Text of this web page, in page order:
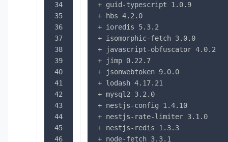
34
35
36
37
38
39
40
41
42
43
44
45
46
+ guid-typescript 1.0.9
+ hbs 4.2.0
+ ioredis 5.3.2
+ isomorphic-fetch 3.0.0
+ javascript-obfuscator 4.0.2
+ jimp 0.22.7
+ jsonwebtoken 9.0.0
+ lodash 4.17.21
+ mysql2 3.2.0
+ nestjs-config 1.4.10
+ nestjs-rate-limiter 3.1.0
+ nestjs-redis 1.3.3
+ node-fetch 3.3.1